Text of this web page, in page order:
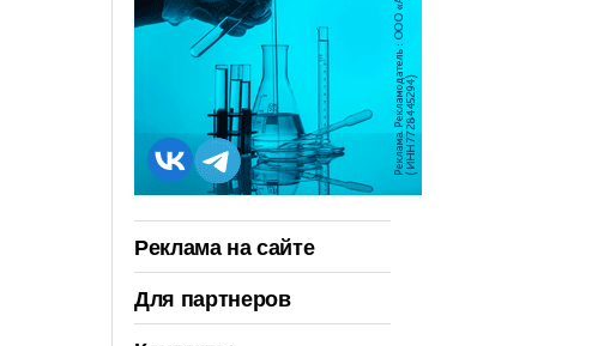
Реклама на сайте
Для партнеров